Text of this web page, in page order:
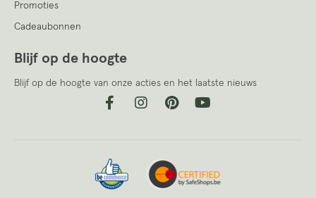
Promoties
Cadeaubonnen
Blijf op de hoogte
Blijf op de hoogte van onze acties en het laatste nieuws